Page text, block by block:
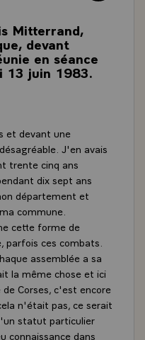
Mitterrand,
devant
en séance
13 juin 1983.
et devant une
J'en avais
trente cinq ans
dix sept ans
département et
commune.
cette forme de
parfois ces combats.
assemblée a sa
la même chose et ici
Corses, c'est encore
n'était pas, ce serait
statut particulier
connaissance dans